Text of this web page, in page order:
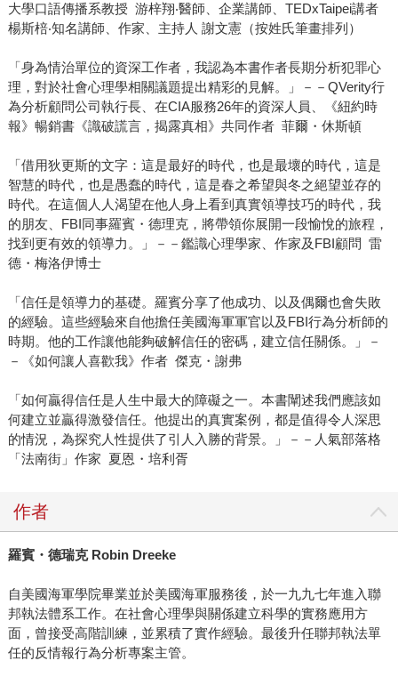
大學口語傳播系教授 游梓翔‧醫師、企業講師、TEDxTaipei講者
楊斯棓‧知名講師、作家、主持人 謝文憲（按姓氏筆畫排列）
「身為情治單位的資深工作者，我認為本書作者長期分析犯罪心
理，對於社會心理學相關議題提出精彩的見解。」－－QVerity行
為分析顧問公司執行長、在CIA服務26年的資深人員、《紐約時
報》暢銷書《識破謊言，揭露真相》共同作者 菲爾・休斯頓
「借用狄更斯的文字：這是最好的時代，也是最壞的時代，這是
智慧的時代，也是愚蠢的時代，這是春之希望與冬之絕望並存的
時代。在這個人人渴望在他人身上看到真實領導技巧的時代，我
的朋友、FBI同事羅賓・德理克，將帶領你展開一段愉悅的旅程，
找到更有效的領導力。」－－鑑識心理學家、作家及FBI顧問 雷
德・梅洛伊博士
「信任是領導力的基礎。羅賓分享了他成功、以及偶爾也會失敗
的經驗。這些經驗來自他擔任美國海軍軍官以及FBI行為分析師的
時期。他的工作讓他能夠破解信任的密碼，建立信任關係。」－
－《如何讓人喜歡我》作者 傑克・謝弗
「如何贏得信任是人生中最大的障礙之一。本書闡述我們應該如
何建立並贏得激發信任。他提出的真實案例，都是值得令人深思
的情況，為探究人性提供了引人入勝的背景。」－－人氣部落格
「法南街」作家 夏恩・培利胥
作者
羅賓・德瑞克Robin Dreeke
自美國海軍學院畢業並於美國海軍服務後，於一九九七年進入聯
邦執法體系工作。在社會心理學與關係建立科學的實務應用方
面，曾接受高階訓練，並累積了實作經驗。最後升任聯邦執法單
任的反情報行為分析專案主管。